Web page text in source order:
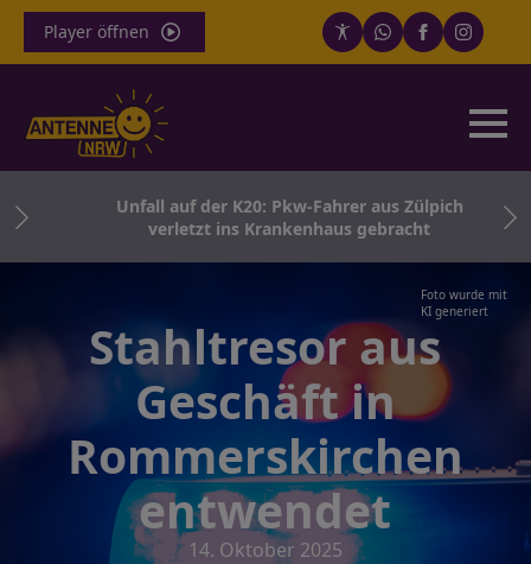
Player öffnen
Unfall auf der K20: Pkw-Fahrer aus Zülpich
verletzt ins Krankenhaus gebracht
Foto wurde mit
KI generiert
Stahltresor aus
Geschäft in
Rommerskirchen
entwendet
14. Oktober 2025